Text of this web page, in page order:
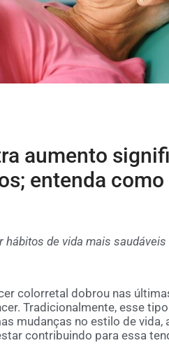
aumento
entenda
de vida mais saudáveis
colorretal dobrou nas
Tradicionalmente, esse
mudanças no estilo de vida,
contribuindo para essa